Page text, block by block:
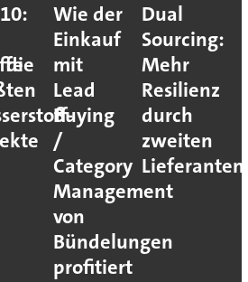
die
Wie der
Einkauf
mit
Lead
Buying
/
Category
Management
von
Bündelungen
profitiert
Dual
Sourcing:
Mehr
Resilienz
durch
zweiten
Lieferanten